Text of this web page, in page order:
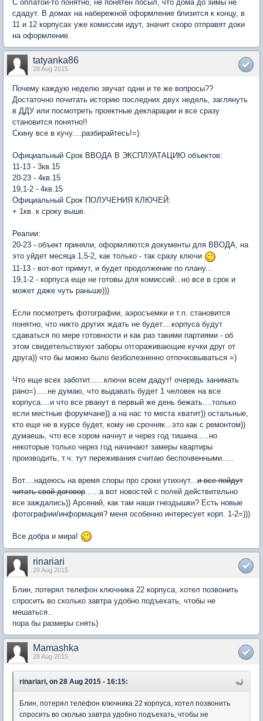
С оплатой-то понятно, не понятен посыл, что дома до зимы не
сдадут. В домах на набережной оформление близится к концу, в
11 и 12 корпусах уже комиссии идут, значит скоро отправят доки
на оформление.
tatyanka86
28 Aug 2015
Почему каждую неделю звучат одни и те же вопросы??
Достаточно почитать историю последних двух недель, заглянуть
в ДДУ или посмотреть проектные декларации и все сразу
становится понятно!!
Скину все в кучу....разбирайтесь!=)
Официальный Срок ВВОДА В ЭКСПЛУАТАЦИЮ объектов:
11-13 - 3кв.15
20-23 - 4кв.15
19,1-2 - 4кв.15
Официальный Срок ПОЛУЧЕНИЯ КЛЮЧЕЙ:
+ 1кв. к сроку выше.
Реалии:
20-23 - объект приняли, оформляются документы для ВВОДА, на
это уйдет месяца 1,5-2, как только - так сразу ключи
11-13 - вот-вот примут, и будет продолжение по плану...
19,1-2 - корпуса еще не готовы для комиссий...но все в срок и
может даже чуть раньше)))
Если посмотреть фотографии, аэросъемки и т.п. становится
понятно, что никто других ждать не будет....корпуса будут
сдаваться по мере готовности и как раз такими партиями - об
этом свидетельствуют заборы отгораживающие кучки друг от
друга)) что бы можно было безболезненно отпочковываться =)
Что еще всех заботит......ключи всем дадут! очередь занимать
рано=).....не думаю, что выдавать будет 1 человек на все
корпуса....и что все рванут в первый же день бежать....только
если местные форумчане)) а на нас то места хватит)) остальные,
кто еще не в курсе будет, кому не срочняк...это как с ремонтом))
думаешь, что все хором начнут и через год тишина.....но
некоторые только через год начинают замеры квартиры
производить, т.ч. тут переживания считаю беспочвенными.....
Вот....надеюсь на время споры про сроки утихнут... и все пойдут
читать свой договор ......а вот новостей с полей действительно
все заждались)) Арсений, как там наши гнездышки? Есть новые
фотографии/информация? меня особенно интересует корп. 1-2=)))
Все добра и мира!
rinariari
28 Aug 2015
Блин, потерял телефон ключника 22 корпуса, хотел позвонить
спросить во сколько завтра удобно подъехать, чтобы не
мешаться..
пора бы размеры снять)
Mamashka
28 Aug 2015
rinariari, on 28 Aug 2015 - 16:15:
Блин, потерял телефон ключника 22 корпуса, хотел позвонить
спросить во сколько завтра удобно подъехать, чтобы не